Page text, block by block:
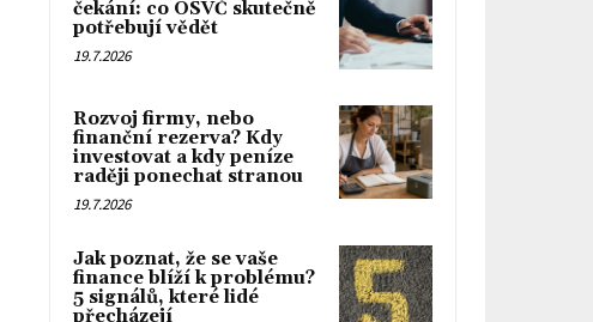
čekání: co OSVČ skutečně
potřebují vědět
19.7.2026
Rozvoj firmy, nebo
finanční rezerva? Kdy
investovat a kdy peníze
raději ponechat stranou
19.7.2026
Jak poznat, že se vaše
finance blíží k problému?
5 signálů, které lidé
přecházejí